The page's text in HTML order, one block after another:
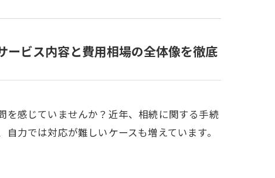
ビス内容と費用相場の全体像を徹底
感じていませんか？近年、相続に関する手続
力では対応が難しいケースも増えています。